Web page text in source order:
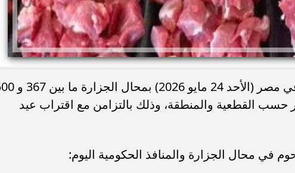
تتراوح أسعار اللحوم البلدي اليوم في مصر (الأحد 24 مايو
حسب القطعية والمنطقة، وذلك بالتزامن مع اقتراب عيد
في محال الجزارة والمنافذ الحكومية اليوم: